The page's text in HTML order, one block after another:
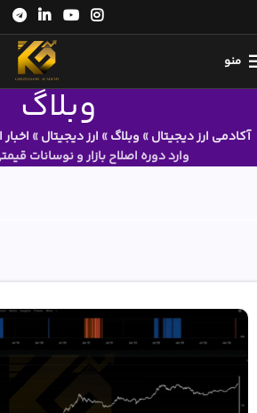
منو
وبلاگ
آکادمی ارز دیجیتال» وبلاگ» ارز دیجیتال»
وارد دوره اصلاح بازار و نوسانات